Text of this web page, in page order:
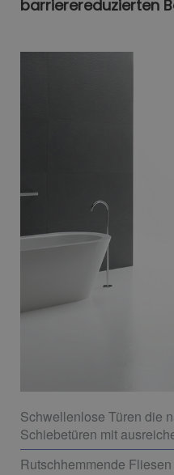
barrierereduzierten
Schwellenlose Türen die
Schiebetüren mit
Rutschhemmende Fliesen